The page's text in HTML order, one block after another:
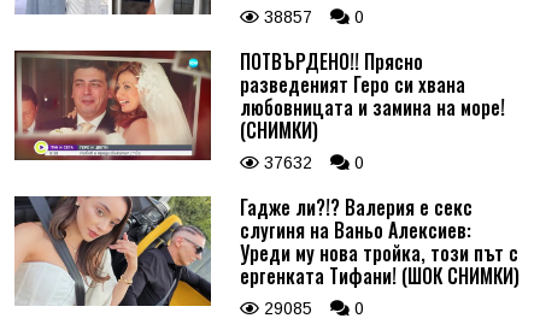
38857 0
ПОТВЪРДЕНО!! Прясно
разведеният Геро си хвана
любовницата и замина на море!
(СНИМКИ)
37632 0
Гадже ли?!? Валерия е секс
слугиня на Ваньо Алексиев:
Уреди му нова тройка, този път с
ергенката Тифани! (ШОК СНИМКИ)
29085 0